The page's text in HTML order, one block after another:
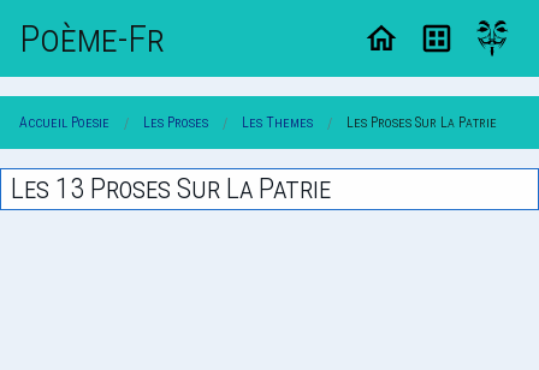
Poème-Fr
Accueil Poesie Les Proses Les Themes Les Proses Sur La Patrie
Les 13 Proses Sur La Patrie